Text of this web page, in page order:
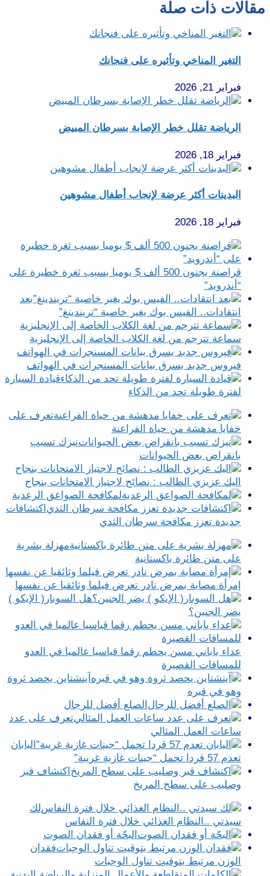
مقالات ذات صلة
التغير المناخي وتأثيره على فنجانك
فبراير 21, 2026
الرياضة تقلل خطر الإصابة بسرطان المبيض
فبراير 18, 2026
البدينات أكثر عرضة لإنجاب أطفال مشوهين
فبراير 18, 2026
قراصنة يجنون 500 ألف $ يوميا بسبب ثغرة خطيرة على
“أندرويد”
بعد
انتقادات.. الفيس بوك يغير خاصية “تريندينغ”
سماعة تترجم من لغة الكلاب الخاصة إلى الإنجليزية
فيروس جديد يسرق بيانات المسنجرات في الهواتف
قيادة السيارة
لفترة طويلة تحد من الذكاء
تعرف على
خفايا مدهشة من حياة الفراعنة
نيزك تسبب
بانقراض بعض الحيوانات
اليك عزيزي الطالب : نصائح لاجتياز الامتحانات بنجاح
لمكافحة الصواعق الرعدية
اكتشافات
جديدة تعزز مكافحة سرطان الثدي
مهزلة بشرية
على متن طائرة باكستانية
إمرأة مصابة بمرض نادر تعرض فيلما وثائقيا عن نفسها
هل السونار( الإيكو )
يضر الجنين؟
عداء ياباني مسن يحطم رقما قياسيا عالميا في العدو
للمسافات القصيرة
آينشتاين يحصد ثروة
وهو في قبره
الصلع أفضل للرجال
تعرف على عدد
ساعات العمل المثالي
اليابان
تعدم 57 قردا تحمل “جينات غازية غريبة”
اكتشاف قبر
وصليب على سطح المريخ
لك
سيدتي ..النظام الغذائي خلال فترة النفاس
البحّة أو فقدان الصوت
فقدان
الوزن مرتبط بتوقيت تناول الوجبات